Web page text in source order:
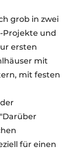
grob in zwei
Projekte und
ersten
mit
mit festen
für einen